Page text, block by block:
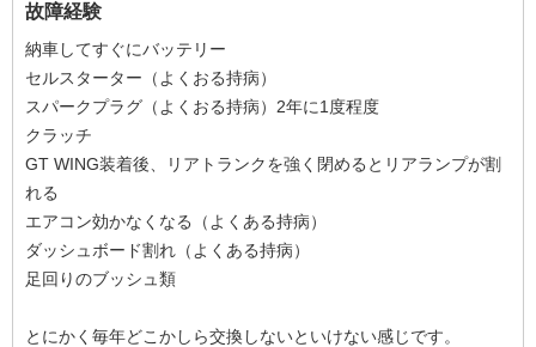
故障経験
納車してすぐにバッテリー
セルスターター（よくおる持病）
スパークプラグ（よくおる持病）2年に1度程度
クラッチ
GT WING装着後、リアトランクを強く閉めるとリアランプが割
れる
エアコン効かなくなる（よくある持病）
ダッシュボード割れ（よくある持病）
足回りのブッシュ類
とにかく毎年どこかしら交換しないといけない感じです。